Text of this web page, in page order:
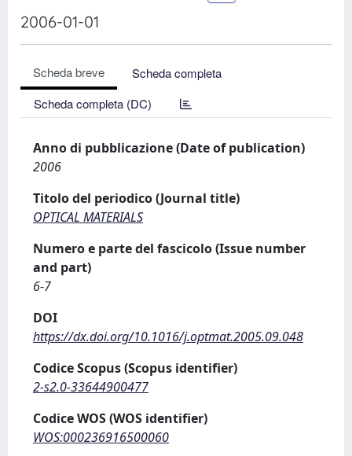
2006-01-01
Scheda breve
Scheda completa
Scheda completa (DC)
Anno di pubblicazione (Date of publication)
2006
Titolo del periodico (Journal title)
OPTICAL MATERIALS
Numero e parte del fascicolo (Issue number
and part)
6-7
DOI
https://dx.doi.org/10.1016/j.optmat.2005.09.048
Codice Scopus (Scopus identifier)
2-s2.0-33644900477
Codice WOS (WOS identifier)
WOS:000236916500060